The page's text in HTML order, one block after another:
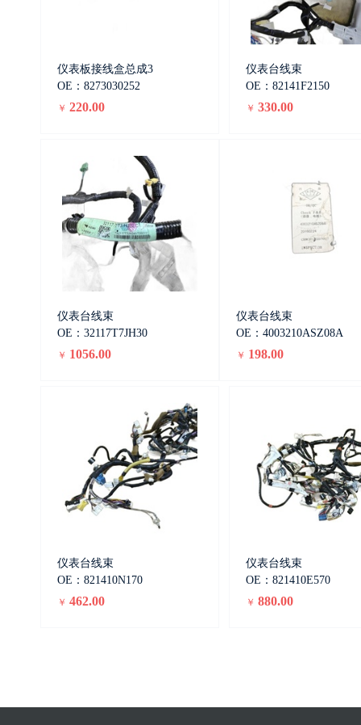
仪表板接线盒总成3
OE：8273030252
￥ 220.00
仪表台线束
OE：82141F2150
￥ 330.00
仪表台线束
OE：32117T7JH30
￥ 1056.00
仪表台线束
OE：4003210ASZ08A
￥ 198.00
仪表台线束
OE：821410N170
￥ 462.00
仪表台线束
OE：821410E570
￥ 880.00